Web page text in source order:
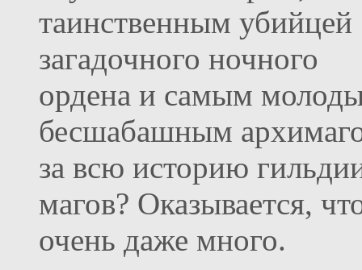
таинственным убийцей
загадочного ночного
ордена и самым
бесшабашным
за всю историю
магов? Оказывается,
очень даже много.